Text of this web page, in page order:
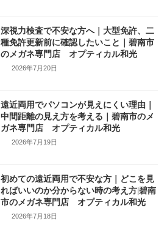
深視力検査で不安な方へ｜大型免許、二
種免許更新前に確認したいこと｜碧南市
のメガネ専門店 オプティカル和光
2026年7月20日
遠近両用でパソコンが見えにくい理由｜
中間距離の見え方を考える｜碧南市のメ
ガネ専門店 オプティカル和光
2026年7月19日
初めての遠近両用で不安な方｜どこを見
ればいいのか分からない時の考え方|碧南
市のメガネ専門店 オプティカル和光
2026年7月18日